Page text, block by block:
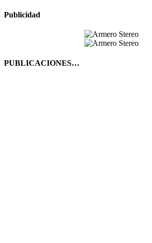
Publicidad
PUBLICACIONES…